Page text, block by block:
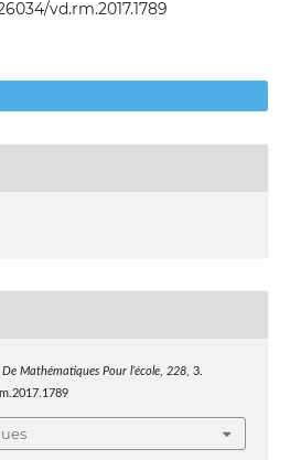
vd.rm.2017.1789
De Mathématiques Pour l’école, 228, 3.